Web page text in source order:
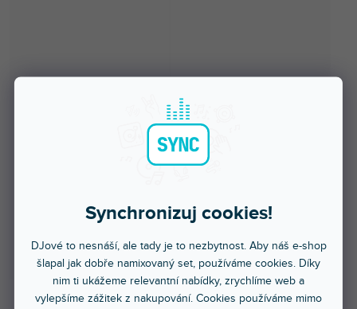
Synchronizuj cookies!
DJové to nesnáší, ale tady je to nezbytnost. Aby náš e-shop
šlapal jak dobře namixovaný set, používáme cookies. Díky
nim ti ukážeme relevantní nabídky, zrychlíme web a
vylepšíme zážitek z nakupování. Cookies používáme mimo